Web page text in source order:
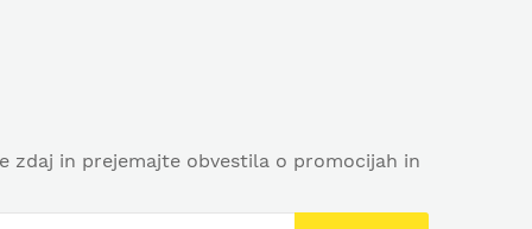
zdaj in prejemajte obvestila o promocijah in